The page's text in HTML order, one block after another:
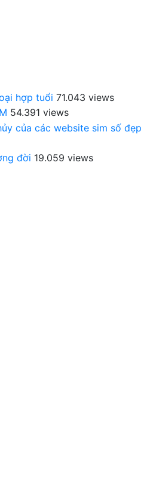
hợp tuổi 71.043 views
54.391 views
của các website sim số đẹp
đời 19.059 views